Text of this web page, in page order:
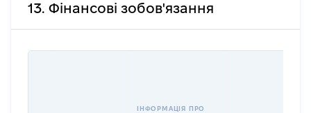
13. Фінансові зобов'язання
ІНФОРМАЦІЯ ПРО